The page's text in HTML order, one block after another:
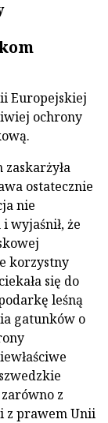
Europejskiej
ochrony
ostatecznie
nie
wyjaśnił, że
korzystny
się do
leśną
gatunków o
z
z prawem Unii